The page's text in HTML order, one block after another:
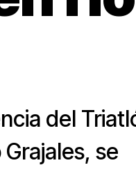
del
se